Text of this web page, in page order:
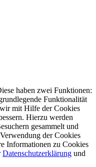
haben zwei Funktionen:
Funktionalität
mit Hilfe der Cookies
Hierzu werden
gesammelt und
der Cookies
Informationen zu Cookies
Datenschutzerklärung und